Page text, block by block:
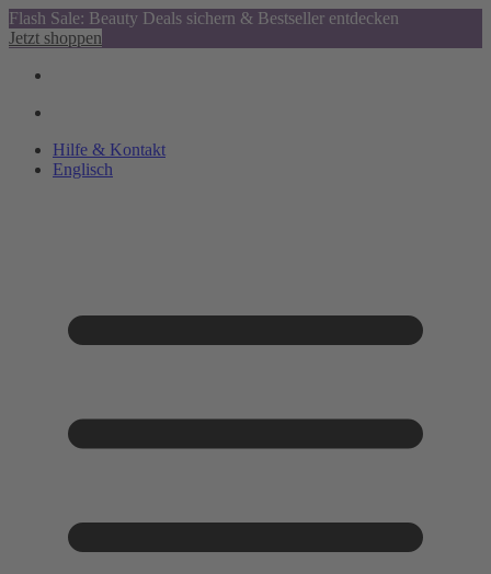
Flash Sale: Beauty Deals sichern & Bestseller entdecken
Jetzt shoppen
Hilfe & Kontakt
Englisch